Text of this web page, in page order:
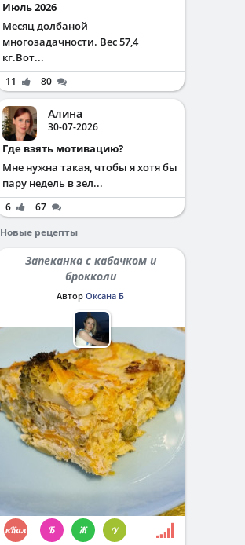
Июль 2026
Месяц долбаной
многозадачности. Вес 57,4
кг.Вот...
11 80
Алина
30-07-2026
Где взять мотивацию?
Мне нужна такая, чтобы я хотя бы
пару недель в зел...
6
67
Новые рецепты
Запеканка с кабачком и
брокколи
Автор Оксана Б